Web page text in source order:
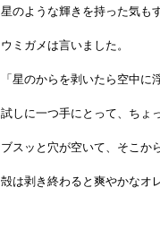
星のような輝きを持った気も
ウミガメは言いました。
「星のからを剥いたら空中に
試しに一つ手にとって、ちょ
ブスッと穴が空いて、そこか
殻は剥き終わると爽やかなオ